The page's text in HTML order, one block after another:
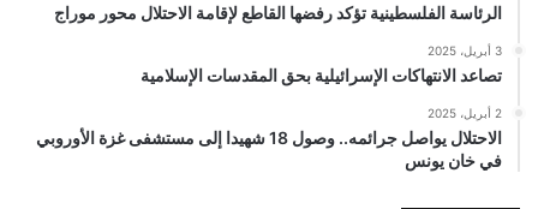
الرئاسة الفلسطينية تؤكد رفضها القاطع لإقامة الاحتلال محور موراج
3 أبريل، 2025
تصاعد الانتهاكات الإسرائيلية بحق المقدسات الإسلامية
2 أبريل، 2025
الاحتلال يواصل جرائمه.. وصول 18 شهيدا إلى مستشفى غزة الأوروبي
في خان يونس